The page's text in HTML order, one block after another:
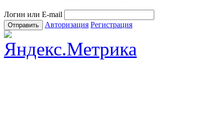
Логин или E-mail
Авторизация Регистрация